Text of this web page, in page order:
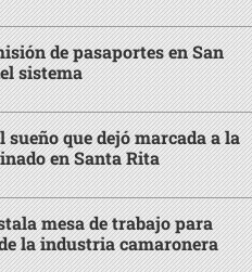
de pasaportes en San
sistema
sueño que dejó marcada a la
en Santa Rita
mesa de trabajo para
la industria camaronera